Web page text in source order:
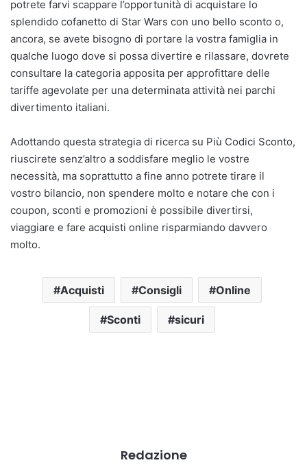
potrete farvi scappare l’opportunità di acquistare lo
splendido cofanetto di Star Wars con uno bello sconto o,
ancora, se avete bisogno di portare la vostra famiglia in
qualche luogo dove si possa divertire e rilassare, dovrete
consultare la categoria apposita per approfittare delle
tariffe agevolate per una determinata attività nei parchi
divertimento italiani.
Adottando questa strategia di ricerca su Più Codici Sconto,
riuscirete senz’altro a soddisfare meglio le vostre
necessità, ma soprattutto a fine anno potrete tirare il
vostro bilancio, non spendere molto e notare che con i
coupon, sconti e promozioni è possibile divertirsi,
viaggiare e fare acquisti online risparmiando davvero
molto.
Acquisti Consigli Online
Sconti sicuri
Redazione